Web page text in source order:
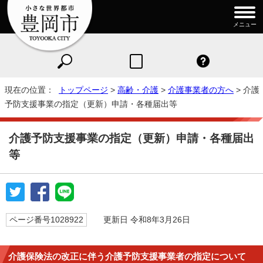
メニュー
現在の位置： トップページ > 高齢・介護 > 介護事業者の方へ > 介護
予防支援事業の指定（更新）申請・各種届出等
介護予防支援事業の指定（更新）申請・各種届出
等
ページ番号1028922 更新日 令和8年3月26日
介護保険法の改正に伴う介護予防支援事業者の指定について